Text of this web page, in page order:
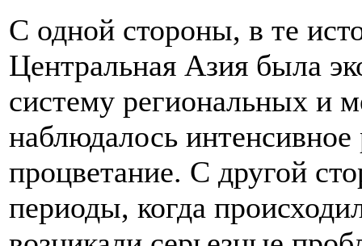
С одной стороны, в те
Центральная Азия была
систему региональных и
наблюдалось интенсивное
процветание. С другой
периоды, когда